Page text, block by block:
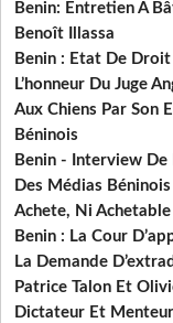
Benin: Entretien À
Benoît Illassa
Benin : Etat De Droit
L’honneur Du Juge
Aux Chiens Par Son
Béninois
Benin - Interview De
Des Médias Béninois
Achete, Ni Achetable
Benin : La Cour
La Demande
Patrice Talon Et
Dictateur Et